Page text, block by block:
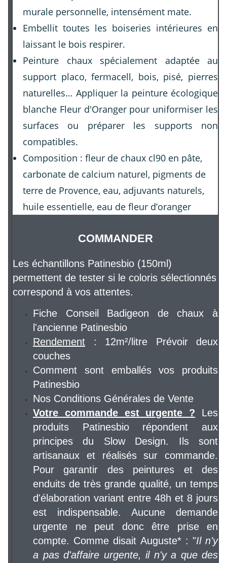
murale personnelle, intensément mate.
Embellit toutes les boiseries intérieures en
laissant le bois respirer.
Peinture chaux spécialement adaptée au
support placo, fermacell, bois, pisé, pierres
naturelles… Appliquer la peinture écologique
blanche Fleur d'Oranger pour uniformiser les
surfaces ou préparer les supports non
compatibles.
Composition : fleur de chaux cl90 en pâte,
carbonate de calcium naturel, pigments de
terre de Provence, eau, adjuvants naturels,
huile essentielle, eau de fleur d’oranger
COMMANDER
Les échantillons Patinesbio (150ml)
permettent de tester si le coloris sélectionnés
correspond à vos attentes.
Fiche Conseil Badigeon de chaux à
l'ancienne Patinesbio
Rendement : 12m²/litre Prévoir deux
couches
Comment sont emballés vos produits
Patinesbio
Nos Conditions Générales de Vente
Votre commande est urgente ? Les
produits Patinesbio répondent aux
principes du Slow Design. Ils sont
artisanaux et réalisés sur commande.
Pour garantir des peintures et des
enduits de très grande qualité, un temps
d'élaboration variant entre 48h et 8 jours
est indispensable. Aucune demande
urgente ne peut donc être prise en
compte. Comme disait Auguste* : "Il n'y
a pas d'affaire urgente, il n'y a que des